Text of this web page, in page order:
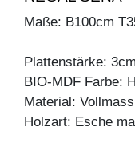
Maße: B100cm
Plattenstärke: 3cm
BIO-MDF Farbe:
Material:
Holzart: Esche